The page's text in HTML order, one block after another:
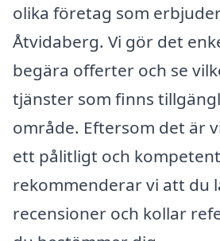
olika företag som
Åtvidaberg. Vi gör det
begära offerter och se
tjänster som finns
område. Eftersom det är
ett pålitligt och
rekommenderar vi att du
recensioner och kollar